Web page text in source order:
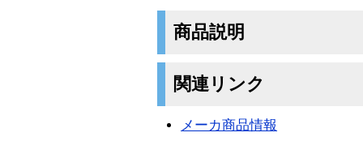
商品説明
関連リンク
メーカ商品情報